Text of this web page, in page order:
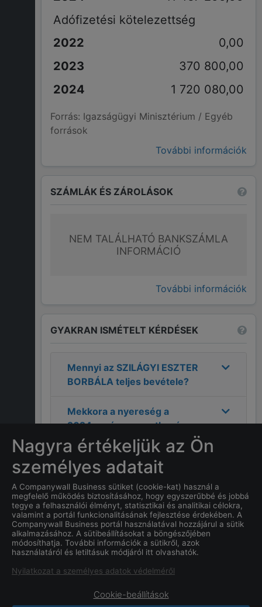
Adófizetési kötelezettség
0,00
370 800,00
1 720 080,00
Forrás: Igazságügyi Minisztérium / Egyéb
források
További információk
SZÁMLÁK ÉS ZÁROLÁSOK
NEM TALÁLHATÓ BANKSZÁMLA
INFORMÁCIÓ
További információk
GYAKRAN ISMÉTELT KÉRDÉSEK
Mennyi az SZILÁGYI ESZTER
BORBÁLA teljes bevétele?
Mekkora a nyereség a
2024-as évre vonatkozóan a
SZILÁGYI ESZTER BORBÁLA
cégnél?
MiSZILÁGYI ESZTER
BORBÁLAcíme?
Mi aSZILÁGYI ESZTER
BORBÁLAcég alapításának
dátuma?
Nagyra értékeljük az Ön
személyes adatait
A Companywall Business sütiket (cookie-kat) használ a
megfelelő működés biztosításához, hogy egyszerűbbé és jobbá
tegye a felhasználói élményt, statisztikai és analitikai célokra,
valamint a portál funkcionalitásának fejlesztése érdekében. A
Companywall Business portál használatával hozzájárul a sütik
alkalmazásához. A sütibeállításokat a böngészőjében
módosíthatja. További információk a sütikről, azok
használatáról és letiltásuk módjáról itt olvashatók.
Nyilatkozat a személyes adatok védelméről
Cookie-beállítások